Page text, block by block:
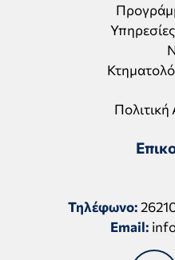
Τηλέφωνο:
Email: